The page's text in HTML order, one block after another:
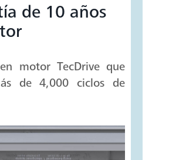
de 10 años
motor TecDrive que
de 4,000 ciclos de